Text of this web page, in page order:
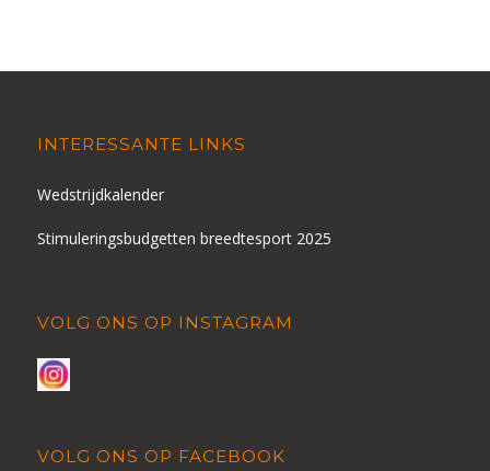
INTERESSANTE LINKS
Wedstrijdkalender
Stimuleringsbudgetten breedtesport 2025
VOLG ONS OP INSTAGRAM
VOLG ONS OP FACEBOOK